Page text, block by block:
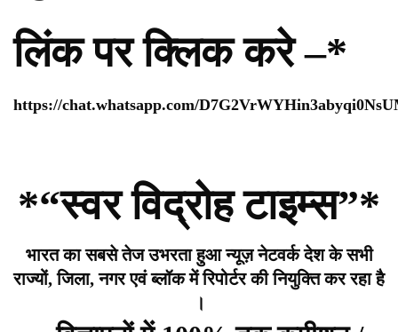
लिंक पर क्लिक करे –*
https://chat.whatsapp.com/
*“स्वर विद्रोह टाइम्स”*
भारत का सबसे तेज उभरता हुआ न्यूज़ नेटवर्क देश के सभी
राज्यों, जिला, नगर एवं ब्लॉक में रिपोर्टर की नियुक्ति कर रहा है
।